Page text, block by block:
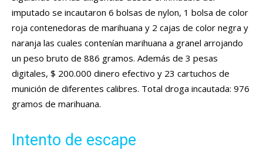
imputado se incautaron 6 bolsas de nylon, 1 bolsa de color
roja contenedoras de marihuana y 2 cajas de color negra y
naranja las cuales contenían marihuana a granel arrojando
un peso bruto de 886 gramos. Además de 3 pesas
digitales, $ 200.000 dinero efectivo y 23 cartuchos de
munición de diferentes calibres. Total droga incautada: 976
gramos de marihuana.
Intento de escape